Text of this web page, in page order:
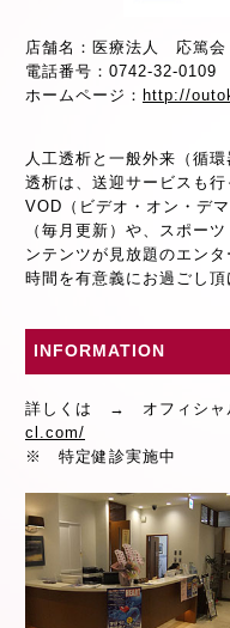
店舗名：医療法人 応篤
電話番号：0742-32-0109
ホームページ： http://
人工透析と一般外来（循
透析は、送迎サービスも行
VOD（ビデオ・オン・デ
（毎月更新）や、スポー
ンテンツが見放題のエン
時間を有意義にお過ごし頂
INFORMATION
詳しくは → オフィシャ
cl.com/
※ 特定健診実施中